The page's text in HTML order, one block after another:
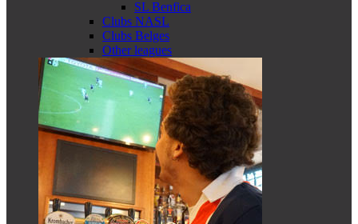
SL Benfica
Clubs NASL
Clubs Belges
Other leagues